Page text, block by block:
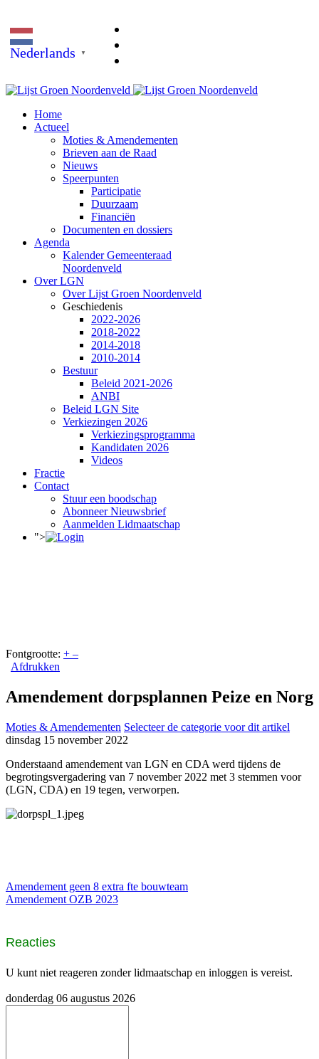
Nederlands ▼
Home
Actueel
Moties & Amendementen
Brieven aan de Raad
Nieuws
Speerpunten
Participatie
Duurzaam
Financiën
Documenten en dossiers
Agenda
Kalender Gemeenteraad
Noordenveld
Over LGN
Over Lijst Groen Noordenveld
Geschiedenis
2022-2026
2018-2022
2014-2018
2010-2014
Bestuur
Beleid 2021-2026
ANBI
Beleid LGN Site
Verkiezingen 2026
Verkiezingsprogramma
Kandidaten 2026
Videos
Fractie
Contact
Stuur een boodschap
Abonneer Nieuwsbrief
Aanmelden Lidmaatschap
">
Fontgrootte: + –
Afdrukken
Amendement dorpsplannen Peize en Norg
Moties & Amendementen Selecteer de categorie voor dit artikel
dinsdag 15 november 2022
Onderstaand amendement van LGN en CDA werd tijdens de
begrotingsvergadering van 7 november 2022 met 3 stemmen voor
(LGN, CDA) en 19 tegen, verworpen.
Amendement geen 8 extra fte bouwteam
Amendement OZB 2023
Reacties
U kunt niet reageren zonder lidmaatschap en inloggen is vereist.
donderdag 06 augustus 2026